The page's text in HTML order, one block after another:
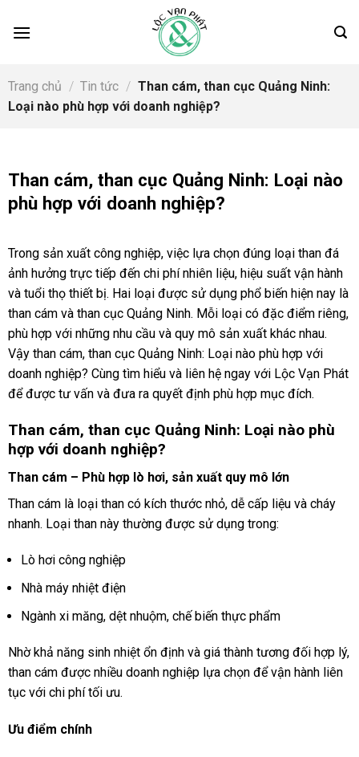
Trang chủ / Tin tức / Than cám, than cục Quảng Ninh:
Loại nào phù hợp với doanh nghiệp?
Than cám, than cục Quảng Ninh: Loại nào
phù hợp với doanh nghiệp?
Trong sản xuất công nghiệp, việc lựa chọn đúng loại than đá
ảnh hưởng trực tiếp đến chi phí nhiên liệu, hiệu suất vận hành
và tuổi thọ thiết bị. Hai loại được sử dụng phổ biến hiện nay là
than cám và than cục Quảng Ninh. Mỗi loại có đặc điểm riêng,
phù hợp với những nhu cầu và quy mô sản xuất khác nhau.
Vậy than cám, than cục Quảng Ninh: Loại nào phù hợp với
doanh nghiệp? Cùng tìm hiểu và liên hệ ngay với Lộc Vạn Phát
để được tư vấn và đưa ra quyết định phù hợp mục đích.
Than cám, than cục Quảng Ninh: Loại nào phù
hợp với doanh nghiệp?
Than cám – Phù hợp lò hơi, sản xuất quy mô lớn
Than cám là loại than có kích thước nhỏ, dễ cấp liệu và cháy
nhanh. Loại than này thường được sử dụng trong:
Lò hơi công nghiệp
Nhà máy nhiệt điện
Ngành xi măng, dệt nhuộm, chế biến thực phẩm
Nhờ khả năng sinh nhiệt ổn định và giá thành tương đối hợp lý,
than cám được nhiều doanh nghiệp lựa chọn để vận hành liên
tục với chi phí tối ưu.
Ưu điểm chính